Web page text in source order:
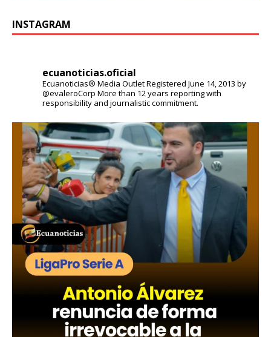
INSTAGRAM
ecuanoticias.oficial
Ecuanoticias® Media OutletRegistered June 14, 2013 by
@evaleroCorp More than 12 years reporting with
responsibility and journalistic commitment.